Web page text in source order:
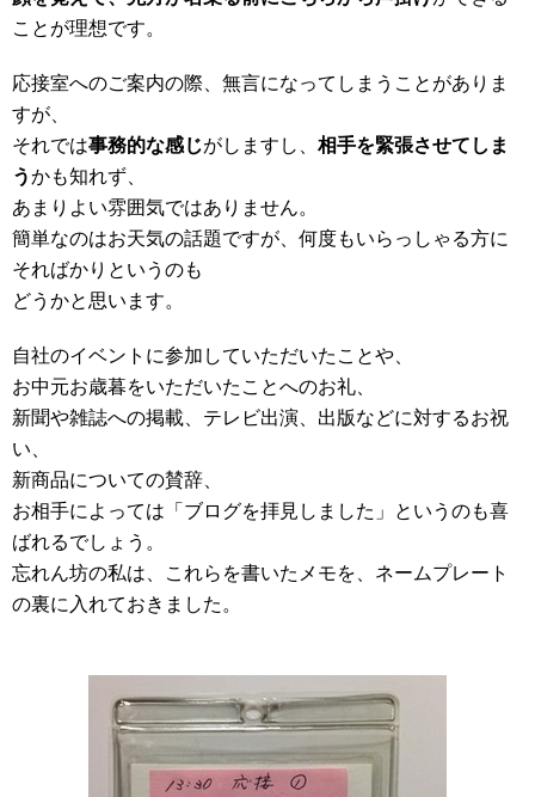
ことが理想です。
応接室へのご案内の際、無言になってしまうことがありま
すが、
それでは事務的な感じがしますし、 相手を緊張させてしま
うかも知れず、
あまりよい雰囲気ではありません。
簡単なのはお天気の話題ですが、何度もいらっしゃる方に
そればかりというのも
どうかと思います。
自社のイベントに参加していただいたことや、
お中元お歳暮をいただいたことへのお礼、
新聞や雑誌への掲載、テレビ出演、出版などに対するお祝
い、
新商品についての賛辞、
お相手によっては「ブログを拝見しました」というのも喜
ばれるでしょう。
忘れん坊の私は、これらを書いたメモを、ネームプレート
の裏に入れておきました。